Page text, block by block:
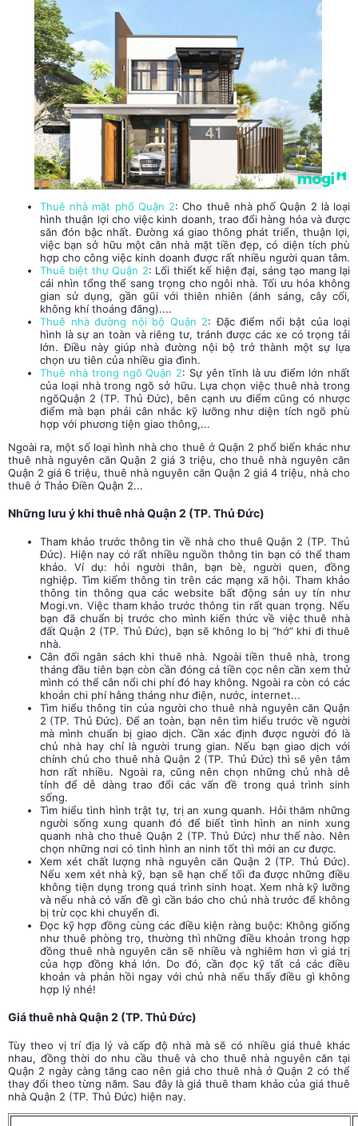
Thuê nhà mặt phố Quận 2: Cho thuê nhà phố Quận 2 là loại
hình thuận lợi cho việc kinh doanh, trao đổi hàng hóa và được
săn đón bậc nhất. Đường xá giao thông phát triển, thuận lợi,
việc bạn sở hữu một căn nhà mặt tiền đẹp, có diện tích phù
hợp cho công việc kinh doanh được rất nhiều người quan tâm.
Thuê biệt thự Quận 2: Lối thiết kế hiện đại, sáng tạo mang lại
cái nhìn tổng thể sang trọng cho ngôi nhà. Tối ưu hóa không
gian sử dụng, gần gũi với thiên nhiên (ánh sáng, cây cối,
không khí thoáng đãng)....
Thuê nhà đường nội bộ Quận 2: Đặc điểm nổi bật của loại
hình là sự an toàn và riêng tư, tránh được các xe có trọng tải
lớn. Điều này giúp nhà đường nội bộ trở thành một sự lựa
chọn ưu tiên của nhiều gia đình.
Thuê nhà trong ngõ Quận 2: Sự yên tĩnh là ưu điểm lớn nhất
của loại nhà trong ngõ sở hữu. Lựa chọn việc thuê nhà trong
ngõQuận 2 (TP. Thủ Đức), bên cạnh ưu điểm cũng có nhược
điểm mà bạn phải cân nhắc kỹ lưỡng như diện tích ngõ phù
hợp với phương tiện giao thông,...
Ngoài ra, một số loại hình nhà cho thuê ở Quận 2 phổ biến khác như
thuê nhà nguyên căn Quận 2 giá 3 triệu, cho thuê nhà nguyên căn
Quận 2 giá 6 triệu, thuê nhà nguyên căn Quận 2 giá 4 triệu, nhà cho
thuê ở Thảo Điền Quận 2...
Những lưu ý khi thuê nhà Quận 2 (TP. Thủ Đức)
Tham khảo trước thông tin về nhà cho thuê Quận 2 (TP. Thủ
Đức). Hiện nay có rất nhiều nguồn thông tin bạn có thể tham
khảo. Ví dụ: hỏi người thân, bạn bè, người quen, đồng
nghiệp. Tìm kiếm thông tin trên các mạng xã hội. Tham khảo
thông tin thông qua các website bất động sản uy tín như
Mogi.vn. Việc tham khảo trước thông tin rất quan trọng. Nếu
bạn đã chuẩn bị trước cho mình kiến thức về việc thuê nhà
đất Quận 2 (TP. Thủ Đức), bạn sẽ không lo bị “hớ” khi đi thuê
nhà.
Cân đối ngân sách khi thuê nhà. Ngoài tiền thuê nhà, trong
tháng đầu tiên bạn còn cần đóng cả tiền cọc nên cần xem thử
mình có thể cân nổi chi phí đó hay không. Ngoài ra còn có các
khoản chi phí hằng tháng như điện, nước, internet...
Tìm hiểu thông tin của người cho thuê nhà nguyên căn Quận
2 (TP. Thủ Đức). Để an toàn, bạn nên tìm hiểu trước về người
mà mình chuẩn bị giao dịch. Cần xác định được người đó là
chủ nhà hay chỉ là người trung gian. Nếu bạn giao dịch với
chính chủ cho thuê nhà Quận 2 (TP. Thủ Đức) thì sẽ yên tâm
hơn rất nhiều. Ngoài ra, cũng nên chọn những chủ nhà dễ
tính để dễ dàng trao đổi các vấn đề trong quá trình sinh
sống.
Tìm hiểu tình hình trật tự, trị an xung quanh. Hỏi thăm những
người sống xung quanh đó để biết tình hình an ninh xung
quanh nhà cho thuê Quận 2 (TP. Thủ Đức) như thế nào. Nên
chọn những nơi có tình hình an ninh tốt thì mới an cư được.
Xem xét chất lượng nhà nguyên căn Quận 2 (TP. Thủ Đức).
Nếu xem xét nhà kỹ, bạn sẽ hạn chế tối đa được những điều
không tiện dụng trong quá trình sinh hoạt. Xem nhà kỹ lưỡng
và nếu nhà có vấn đề gì cần báo cho chủ nhà trước để không
bị trừ cọc khi chuyển đi.
Đọc kỹ hợp đồng cùng các điều kiện ràng buộc: Không giống
như thuê phòng trọ, thường thì những điều khoản trong hợp
đồng thuê nhà nguyên căn sẽ nhiều và nghiêm hơn vì giá trị
của hợp đồng khá lớn. Do đó, cần đọc kỹ tất cả các điều
khoản và phản hồi ngay với chủ nhà nếu thấy điều gì không
hợp lý nhé!
Giá thuê nhà Quận 2 (TP. Thủ Đức)
Tùy theo vị trí địa lý và cấp độ nhà mà sẽ có nhiều giá thuê khác
nhau, đồng thời do nhu cầu thuê và cho thuê nhà nguyên căn tại
Quận 2 ngày càng tăng cao nên giá cho thuê nhà ở Quận 2 có thể
thay đổi theo từng năm. Sau đây là giá thuê tham khảo của giá thuê
nhà Quận 2 (TP. Thủ Đức) hiện nay.